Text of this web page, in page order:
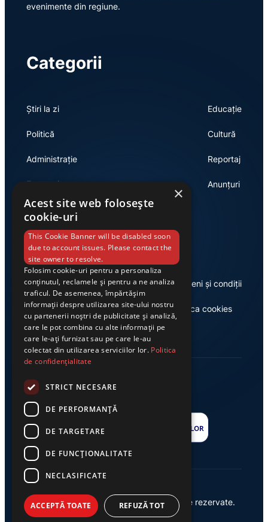
evenimente din regiune.
Categorii
Știri la zi
Politică
Administrație
Economie
Educație
Cultură
Reportaj
Anunțuri
Link-uri utile
Despre noi
Casa de editură Exclusiv
Termeni și condiții
Politica cookies
© 2026 Ziarul Exclusiv – Toate drepturile rezervate.
Powered by {AW}
×
Acest site web folosește
cookie-uri
This Cookie Banner will be disabled soon
due to account issues. Please contact the
site owner to resolve.
Folosim cookie-uri pentru a personaliza
conținutul, reclamele și pentru a ne analiza
traficul. De asemenea, împărtășim
informații despre utilizarea site-ului nostru
cu partenerii noștri de publicitate și analiză,
care le pot combina cu alte informații pe
care le-ați furnizat sau pe care le-au
colectat din utilizarea serviciilor lor. Politica
de confidențialitate
STRICT NECESARE
DE PERFORMANȚĂ
DE TARGETARE
DE FUNCŢIONALITATE
NECLASIFICATE
ACCEPTĂ TOATE REFUZĂ TOT